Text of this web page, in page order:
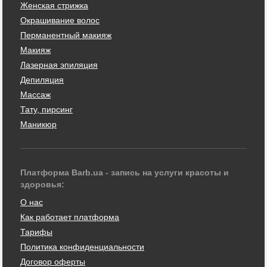
Женская стрижка
Окрашивание волос
Перманентный макияж
Макияж
Лазерная эпиляция
Депиляция
Массаж
Тату, пирсинг
Маникюр
Платформа Barb.ua - запись на услуги красоты и
здоровья:
О нас
Как работает платформа
Тарифы
Политика конфиденциальности
Договор оферты